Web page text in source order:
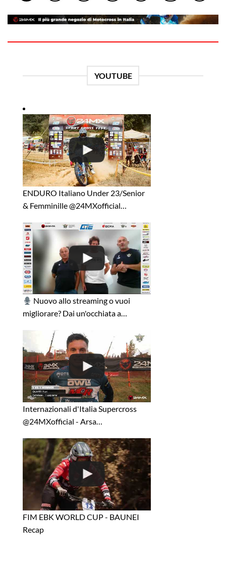
YOUTUBE
ENDURO Italiano Under 23/Senior
& Femminille ⁨@24MXofficial…
Nuovo allo streaming o vuoi
migliorare? Dai un'occhiata a…
Internazionali d'Italia Supercross
⁨@24MXofficial⁩ - Arsa…
FIM EBK WORLD CUP - BAUNEI
Recap